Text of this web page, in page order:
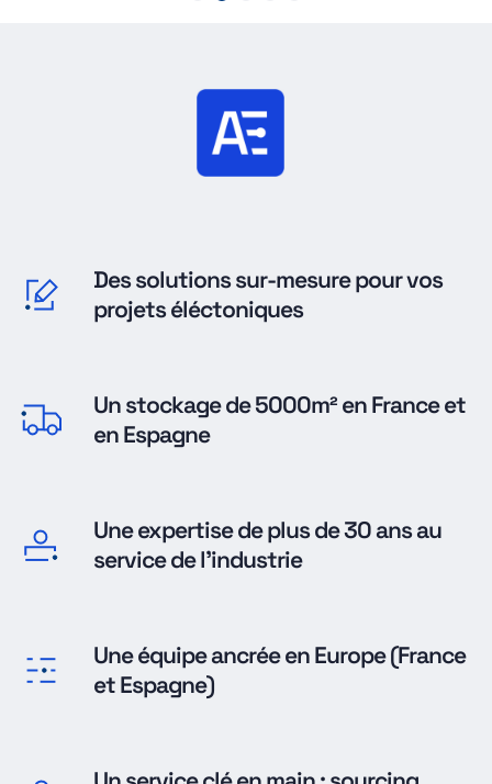
Des solutions sur-mesure pour vos
projets éléctoniques
Un stockage de 5000m² en France et
en Espagne
Une expertise de plus de 30 ans au
service de l'industrie
Une équipe ancrée en Europe (France
et Espagne)